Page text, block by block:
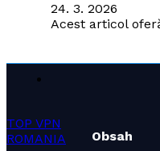
24. 3. 2026
Acest articol
TOP VPN
ROMANIA
Obsah